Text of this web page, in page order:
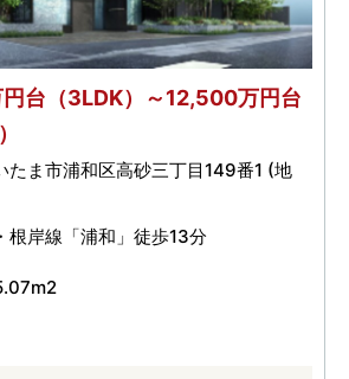
台（3LDK）～12,500万円台
たま市浦和区高砂三丁目149番1 (地
根岸線「浦和」徒歩13分